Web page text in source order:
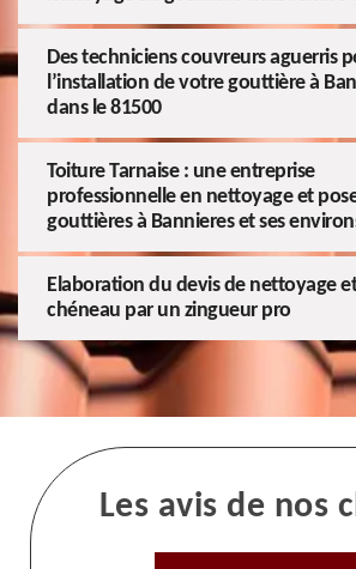
Des techniciens couvreurs aguerris
l’installation de votre gouttière à
dans le 81500
Toiture Tarnaise : une entreprise
professionnelle en nettoyage et
gouttières à Bannieres et ses
Elaboration du devis de nettoyage
chéneau par un zingueur pro
Les avis de nos